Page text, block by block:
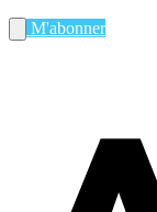
M'abonner